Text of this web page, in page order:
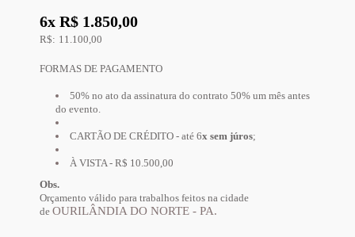
6x R$ 1.850,00
R$: 11.100,00
FORMAS DE PAGAMENTO
50% no ato da assinatura do contrato 50% um mês antes
do evento.
CARTÃO DE CRÉDITO - até 6x sem júros;
À VISTA - R$ 10.500,00
Obs.
Orçamento válido para trabalhos feitos na cidade
de OURILÂNDIA DO NORTE - PA.